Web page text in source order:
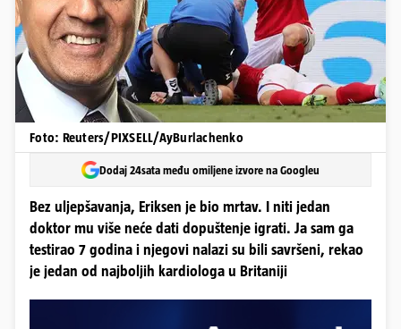
Foto: Reuters/PIXSELL/AyBurlachenko
Dodaj 24sata među omiljene izvore na Googleu
Bez uljepšavanja, Eriksen je bio mrtav. I niti jedan
doktor mu više neće dati dopuštenje igrati. Ja sam ga
testirao 7 godina i njegovi nalazi su bili savršeni, rekao
je jedan od najboljih kardiologa u Britaniji